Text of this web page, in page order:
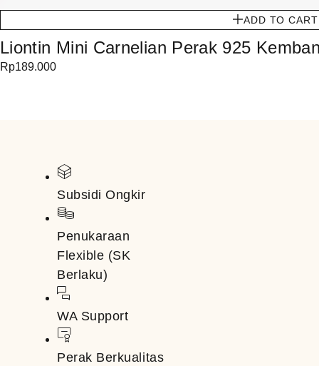
ADD TO CART
Liontin Mini Carnelian Perak 925
Rp189.000
Subsidi Ongkir
Penukaraan
Flexible (SK
Berlaku)
WA Support
Perak Berkualitas